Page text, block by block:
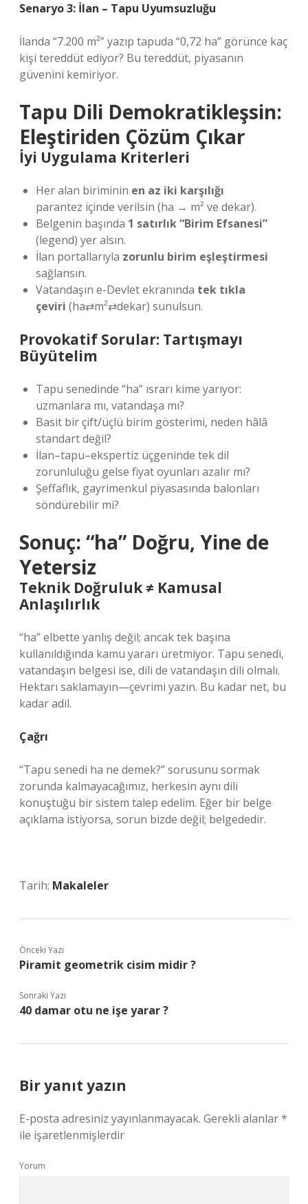
Senaryo 3: İlan – Tapu Uyumsuzluğu
İlanda “7.200 m²” yazıp tapuda “0,72 ha” görünce kaç
kişi tereddüt ediyor? Bu tereddüt, piyasanın
güvenini kemiriyor.
Tapu Dili Demokratikleşsin:
Eleştiriden Çözüm Çıkar
İyi Uygulama Kriterleri
Her alan biriminin en az iki karşılığı
parantez içinde verilsin (ha → m² ve dekar).
Belgenin başında 1 satırlık “Birim Efsanesi”
(legend) yer alsın.
İlan portallarıyla zorunlu birim eşleştirmesi
sağlansın.
Vatandaşın e-Devlet ekranında tek tıkla
çeviri (ha⇄m²⇄dekar) sunulsun.
Provokatif Sorular: Tartışmayı
Büyütelim
Tapu senedinde “ha” ısrarı kime yarıyor:
uzmanlara mı, vatandaşa mı?
Basit bir çift/üçlü birim gösterimi, neden hâlâ
standart değil?
İlan–tapu–ekspertiz üçgeninde tek dil
zorunluluğu gelse fiyat oyunları azalır mı?
Şeffaflık, gayrimenkul piyasasında balonları
söndürebilir mi?
Sonuç: “ha” Doğru, Yine de
Yetersiz
Teknik Doğruluk ≠ Kamusal
Anlaşılırlık
“ha” elbette yanlış değil; ancak tek başına
kullanıldığında kamu yararı üretmiyor. Tapu senedi,
vatandaşın belgesi ise, dili de vatandaşın dili olmalı.
Hektarı saklamayın—çevrimi yazın. Bu kadar net, bu
kadar adil.
Çağrı
“Tapu senedi ha ne demek?” sorusunu sormak
zorunda kalmayacağımız, herkesin aynı dili
konuştuğu bir sistem talep edelim. Eğer bir belge
açıklama istiyorsa, sorun bizde değil; belgededir.
Tarih: Makaleler
Önceki Yazı
Piramit geometrik cisim midir ?
Sonraki Yazı
40 damar otu ne işe yarar ?
Bir yanıt yazın
E-posta adresiniz yayınlanmayacak. Gerekli alanlar*
ile işaretlenmişlerdir
Yorum